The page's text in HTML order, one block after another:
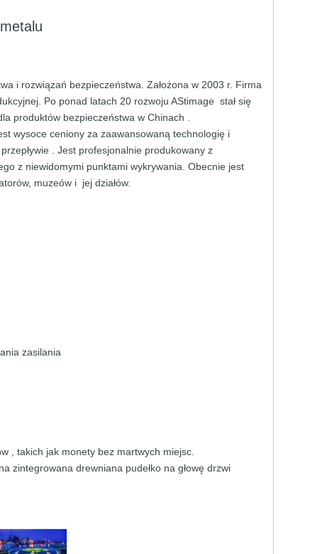
metalu
i rozwiązań bezpieczeństwa. Założona w 2003 r. Firma
Po ponad latach 20 rozwoju AStimage stał się
produktów bezpieczeństwa w Chinach .
wysoce ceniony za zaawansowaną technologię i
. Jest profesjonalnie produkowany z
z niewidomymi punktami wykrywania. Obecnie jest
muzeów i jej działów.
zasilania
, takich jak monety bez martwych miejsc.
zintegrowana drewniana pudełko na głowę drzwi